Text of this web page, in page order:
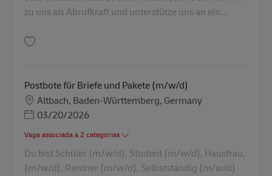
zu uns als Abrufkraft und unterstütze uns an ein...
Postbote für Briefe und Pakete (m/w/d)
Localização
Altbach, Baden-Württemberg, Germany
Posted Date
03/20/2026
Vaga associada a 2 categorias
Du bist Schüler (m/w/d), Student (m/w/d), Hausfrau,
(m/w/d), Rentner (m/w/d), Selbstständig (m/w/d)